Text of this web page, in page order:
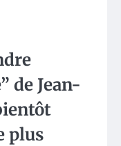
de Jean-
plus